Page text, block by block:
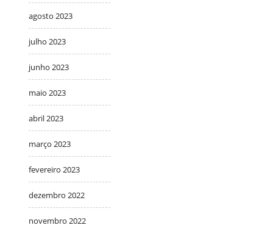
agosto 2023
julho 2023
junho 2023
maio 2023
abril 2023
março 2023
fevereiro 2023
dezembro 2022
novembro 2022